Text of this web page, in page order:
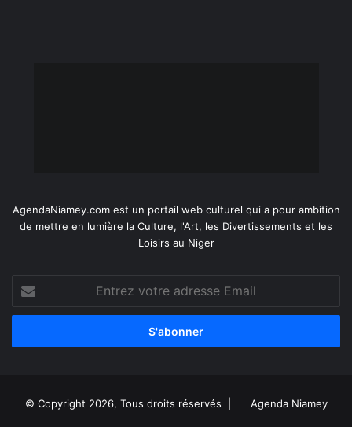
AgendaNiamey.com est un portail web culturel qui a pour ambition
de mettre en lumière la Culture, l'Art, les Divertissements et les
Loisirs au Niger
votre
adresse
© Copyright 2026, Tous droits réservés | Agenda Niamey